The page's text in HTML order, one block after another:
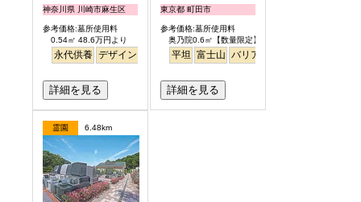
神奈川県 川崎市麻生区
参考価格:墓所使用料
0.54㎡ 48.6万円より
永代供養 デザイン 駅から徒歩 明るい
詳細を見る
東京都 町田市
参考価格:墓所使用料
奥乃院0.6㎡【数量限定】 24万円より
平坦 富士山 バリアフリー
詳細を見る
霊園 6.48km